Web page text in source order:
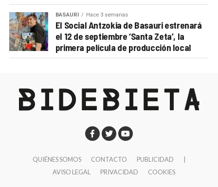
BASAURI Hace 3 semanas
El Social Antzokia de Basauri estrenará
el 12 de septiembre ‘Santa Zeta’, la
primera película de producción local
QUIÉNES SOMOS CONTACTO PUBLICIDAD
AVISO LEGAL
PRIVACIDAD COOKIES